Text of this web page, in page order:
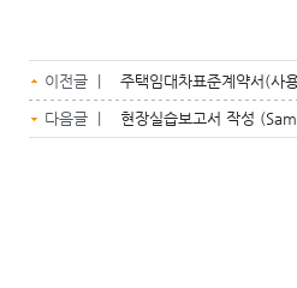
이전글 | 주택임대차표준계약서(사
다음글 | 현장실습보고서 작성